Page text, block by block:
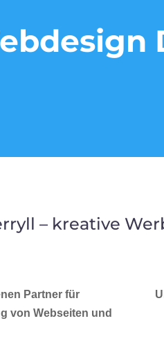
– kreative
Partner für
von Webseiten und